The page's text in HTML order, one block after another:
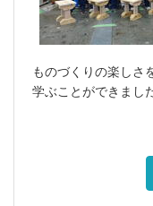
ものづくりの楽しさ
学ぶことができました